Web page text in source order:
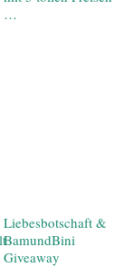
…
Liebesbotschaft &
BamundBini
Giveaway